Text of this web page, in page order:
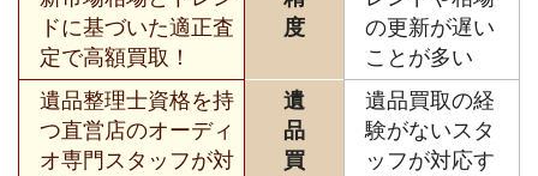
ドに基づいた適正査
定で高額買取！
度
の更新が遅い
ことが多い
遺品整理士資格を持
つ直営店のオーディ
オ専門スタッフが対
遺
品
買
遺品買取の経
験がないスタ
ッフが対応す